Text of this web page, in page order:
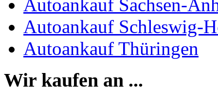
Autoankauf Sachsen-
Autoankauf Schleswig-
Autoankauf Thüringen
Wir kaufen an ...